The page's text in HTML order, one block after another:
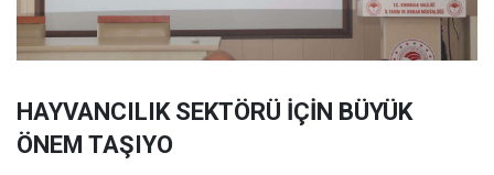
HAYVANCILIK SEKTÖRÜ İÇİN BÜYÜK
ÖNEM TAŞIYO